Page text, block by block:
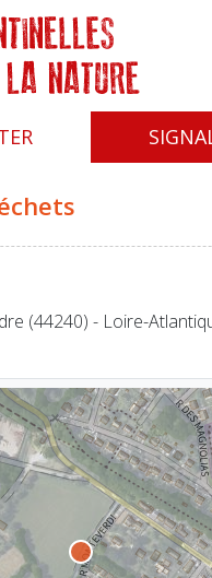
(44240) - Loire-
cookies